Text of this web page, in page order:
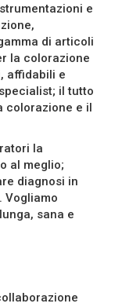
e
di articoli
la colorazione
affidabili e
il tutto
colorazione e il
la
al meglio;
diagnosi in
Vogliamo
sana e